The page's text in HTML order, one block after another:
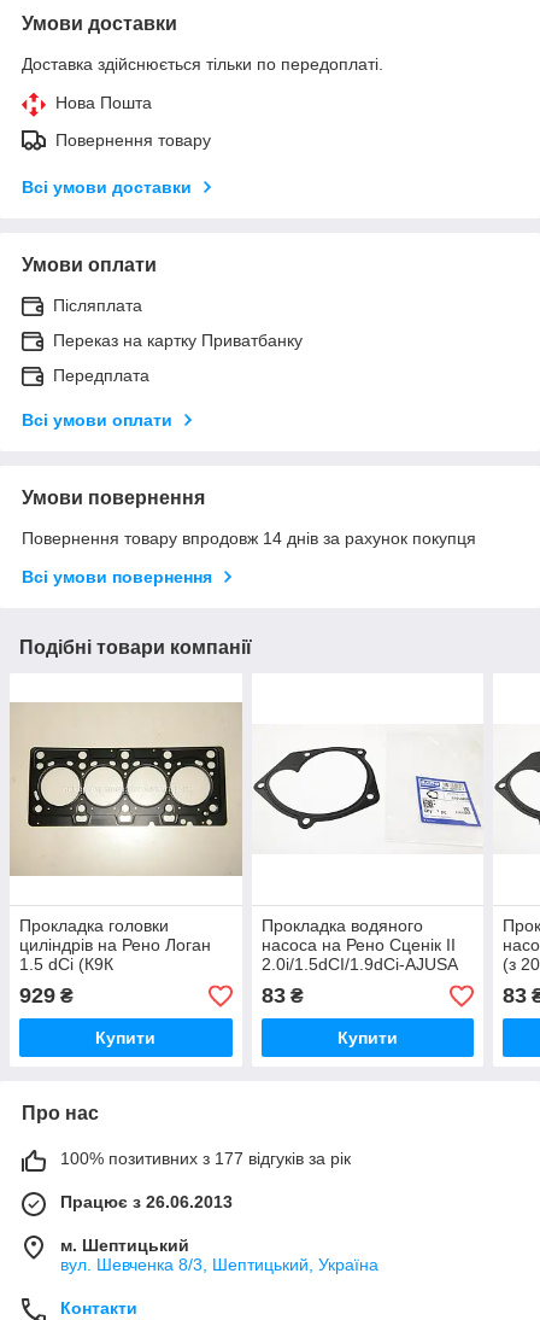
Умови доставки
Доставка здійснюється тільки по передоплаті.
Нова Пошта
Повернення товару
Всі умови доставки
Умови оплати
Післяплата
Переказ на картку Приватбанку
Передплата
Всі умови оплати
Умови повернення
Повернення товару впродовж 14 днів за рахунок покупця
Всі умови повернення
Подібні товари компанії
Прокладка головки
циліндрів на Рено Логан
1.5 dCi (К9К
790+792+794+796) BGA
(Ве) - CH9528
929 ₴
Купити
Прокладка водяного
насоса на Рено Сценік II
2.0i/1.5dCI/1.9dCi-AJUSA
(Іспанія) 01013200
83₴
Купити
(з
83
Про нас
100% позитивних з 177 відгуків за рік
Працює з 26.06.2013
м. Шептицький
вул. Шевченка 8/3, Шептицький, Україна
Контакти